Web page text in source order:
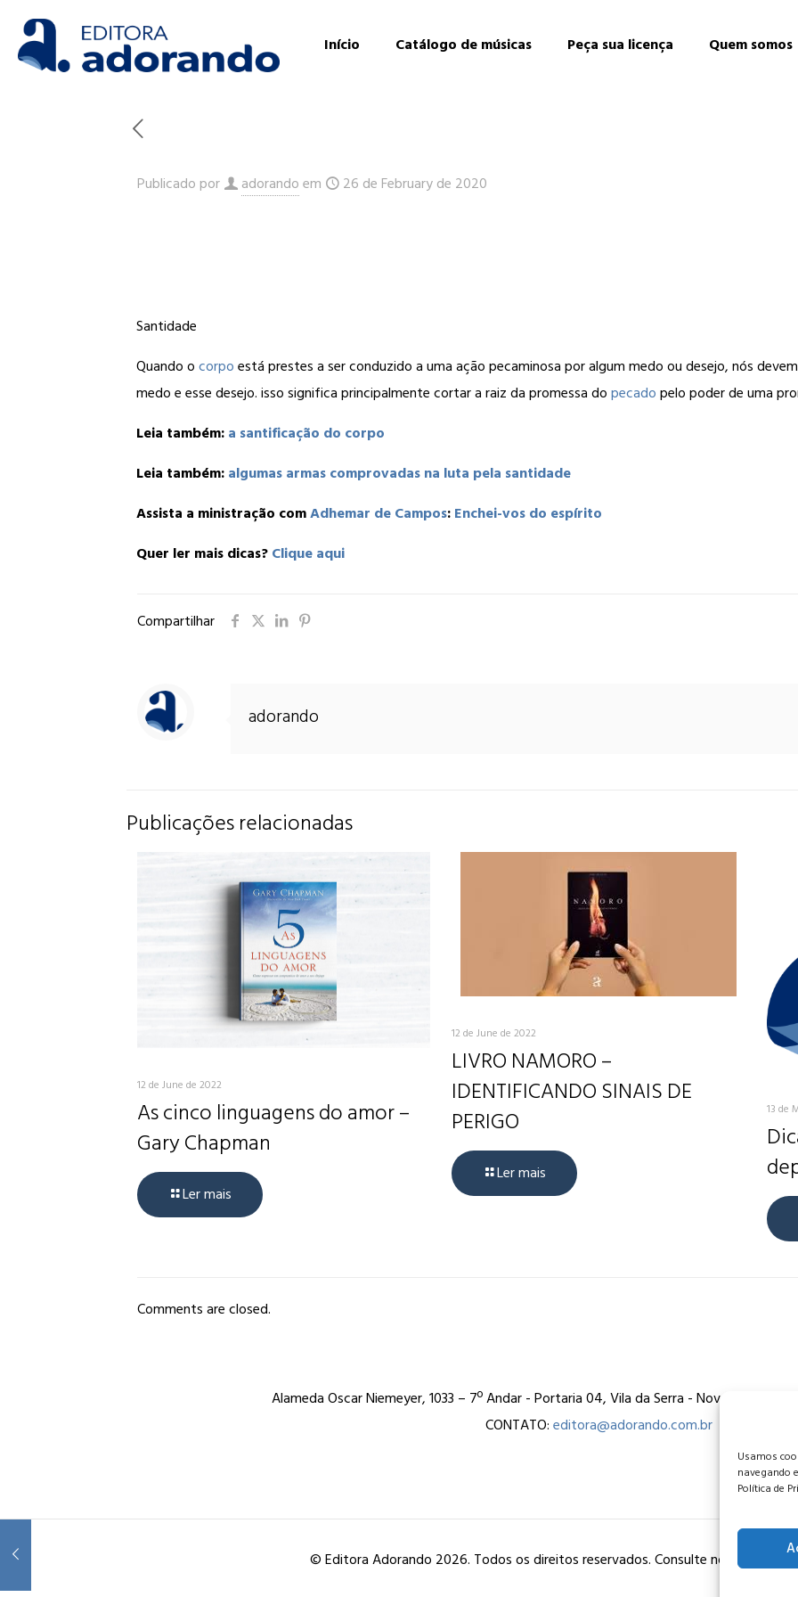
Usamos
navegando
Política de
Início Catálogo de músicas Peça sua licença Quem somos
Publicado por adorandoem 26 de February de 2020
Santidade
Quando ocorpoestá prestes a ser conduzido a uma ação pecaminosa por algum medo ou desejo, nós
medo e esse desejo. isso significa principalmente cortar a raiz da promessa dopecadopelo poder de uma
Leia também:a santificação do corpo
Leia também:algumas armas comprovadas na luta pela santidade
Assista a ministração comAdhemar de Campos:Enchei-vos do espírito
Quer ler mais dicas?Clique aqui
Compartilhar
adorando
Publicações relacionadas
12 de June de 2022
As cinco linguagens do amor –
Gary Chapman
Ler mais
12 de June de 2022
LIVRO NAMORO –
IDENTIFICANDO SINAIS DE
PERIGO
Ler mais
13 de
Comments are closed.
Alameda Oscar Niemeyer, 1033 – 7º Andar - Portaria 04, Vila da Serra - Nova Lima/
CONTATO:editora@adorando.com.br
© Editora Adorando 2026. Todos os direitos reservados. Consulte nossa